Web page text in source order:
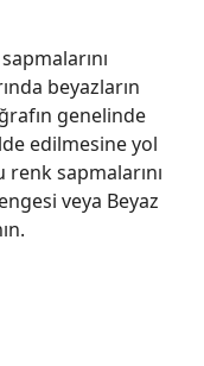
beyazların
genelinde
edilmesine yol
renk sapmalarını
veya Beyaz